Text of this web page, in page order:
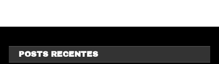
POSTS RECENTES